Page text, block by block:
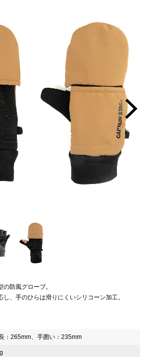
防風グローブ。
、手のひらは滑りにくいシリコーン加工。
：265mm、手囲い：235mm